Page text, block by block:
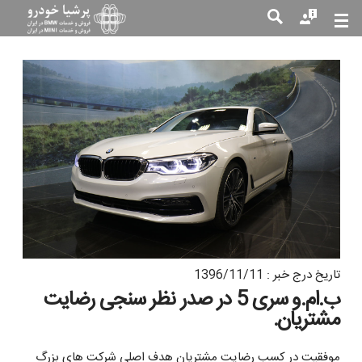
جست
جو
تاریخ درج خبر : 1396/11/11
ب.ام.و سری 5 در صدر نظر سنجی رضایت
مشتریان.
موفقیت در کسب رضایت مشتریان هدف اصلی شرکت های بزرگ